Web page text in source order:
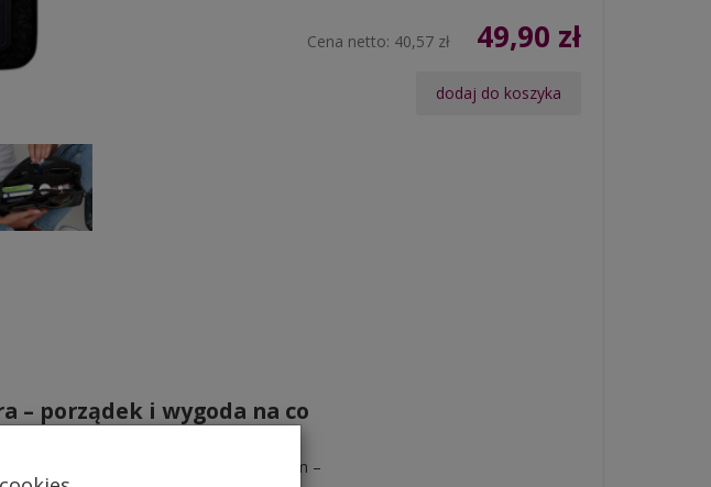
Cena netto: 40,57 zł 49,90 zł
dodaj do koszyka
– porządek i wygoda na co
telefonu? Organizer rozwiąże ten problem –